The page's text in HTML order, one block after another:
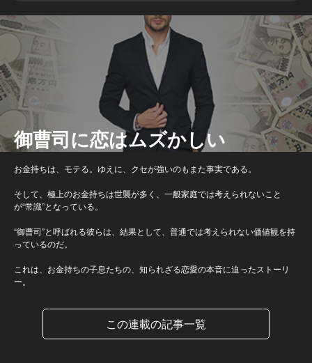
御曹司に恋はムズかしい
お金持ちは、モテる。ゆえに、クセが強いのもまた事実である。
そして、極上のお金持ちは世襲が多く、一般家庭では考えられないこと
が“常識”となっている。
“御曹司”と呼ばれる彼らは、結果として、普通では考えられない価値観を持
っているのだ。
これは、お金持ちの子息たちの、知られざる恋愛の本音に迫ったストーリ
ー。
この連載の記事一覧